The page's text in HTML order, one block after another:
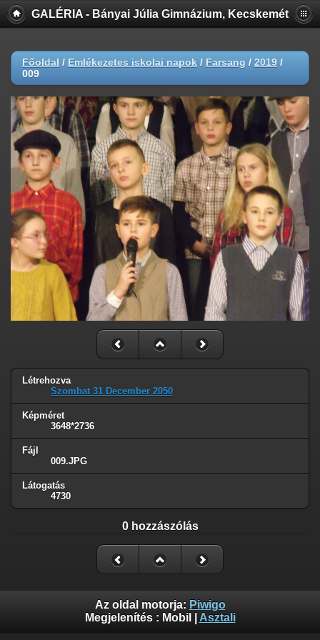
GALÉRIA - Bányai Júlia Gimnázium, Kecskemét
Főoldal / Emlékezetes iskolai napok / Farsang / 2019 /
009
Létrehozva
Szombat 31 December 2050
Képméret
3648*2736
Fájl
009.JPG
Látogatás
4730
0 hozzászólás
Az oldal motorja: Piwigo
Megjelenítés : Mobil Asztali